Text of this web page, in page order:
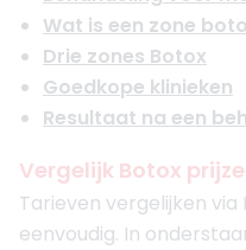
Wat is een zone
Drie zones Botox
Goedkope klinieken
Resultaat na een
Vergelijk Botox
Tarieven vergelijken
eenvoudig. In